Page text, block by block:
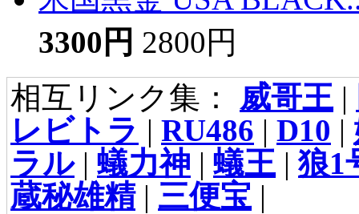
3300円 2800円
相互リンク集： 威哥王|
レビトラ | RU486 | D10 |
ラル| 蟻力神 | 蟻王|狼1
蔵秘雄精| 三便宝 |